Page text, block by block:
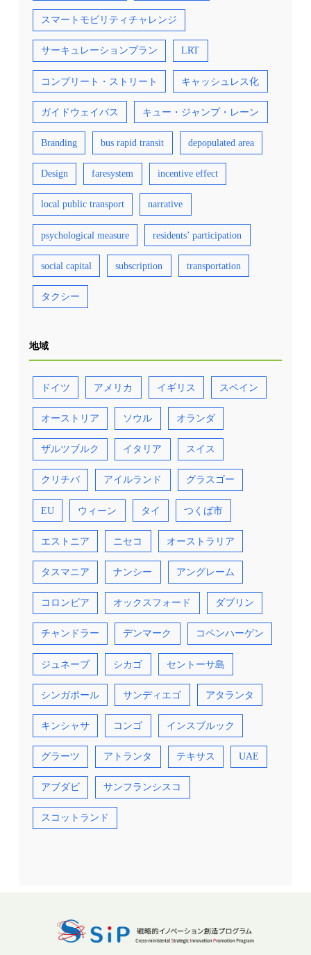
スマートモビリティチャレンジ
サーキュレーションプラン LRT
コンプリート・ストリート キャッシュレス化
ガイドウェイバス キュー・ジャンプ・レーン
Branding bus rapid transit depopulated area
Design faresystem incentive effect
local public transport narrative
psychological measure residents’ participation
social capital subscription transportation
タクシー
地域
ドイツ アメリカ イギリス スペイン
オーストリア ソウル オランダ
ザルツブルク イタリア スイス
クリチバ アイルランド グラスゴー
EU ウィーン タイ つくば市
エストニア ニセコ オーストラリア
タスマニア ナンシー アングレーム
コロンビア オックスフォード ダブリン
チャンドラー デンマーク コペンハーゲン
ジュネーブ シカゴ セントーサ島
シンガポール サンディエゴ アタランタ
キンシャサ コンゴ インスブルック
グラーツ アトランタ テキサス UAE
アブダビ サンフランシスコ
スコットランド